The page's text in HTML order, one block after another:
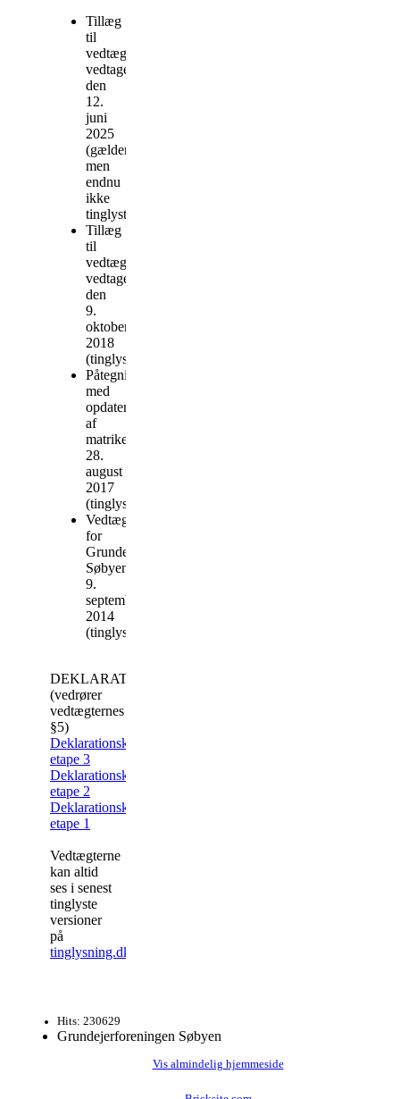
Tillæg
til
vedtægter
vedtaget
den
12.
juni
2025
(gældende
men
endnu
ikke
tinglyst)
Tillæg
til
vedtægter
vedtaget
den
9.
oktober
2018
(tinglyst)
Påtegning
med
opdatering
af
matrikelnumre,
28.
august
2017
(tinglyst)
Vedtægter
for
Grundejerforeningen
Søbyen,
9.
september
2014
(tinglyst)
DEKLARATIONSKORT
(vedrører
vedtægternes
§5)
Deklarationskort
etape 3
Deklarationskort
etape 2
Deklarationskort
etape 1
Vedtægterne
kan altid
ses i senest
tinglyste
versioner
på
tinglysning.dk
Hits: 230629
Grundejerforeningen Søbyen
Vis almindelig hjemmeside